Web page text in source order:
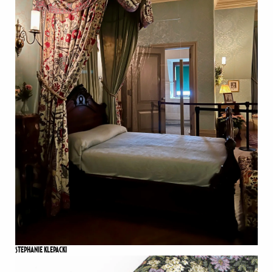
STEPHANIE KLEPACKI